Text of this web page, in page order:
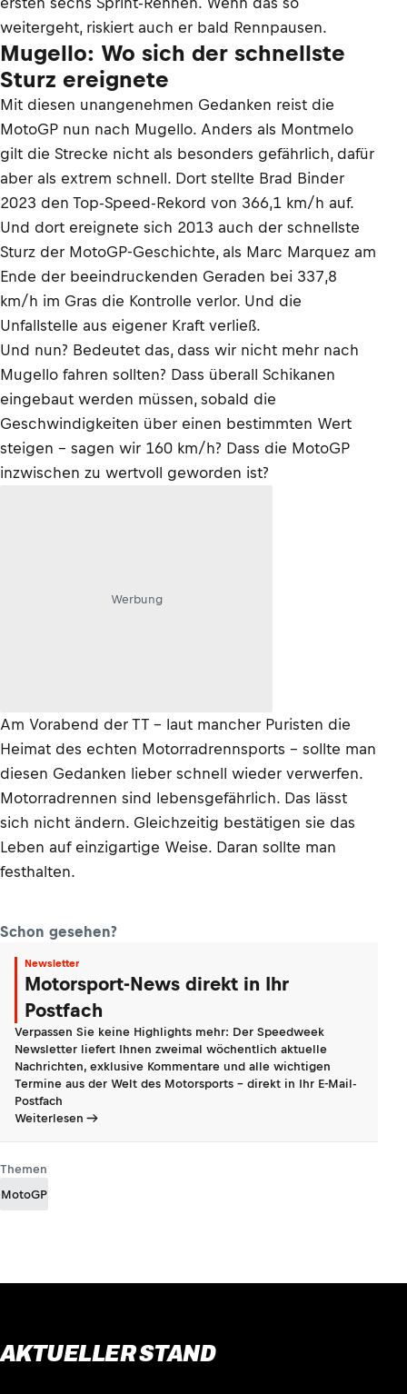
weitergeht, riskiert auch er bald Rennpausen.
Mugello: Wo sich der schnellste
Sturz ereignete
Mit diesen unangenehmen Gedanken reist die
MotoGP nun nach Mugello. Anders als Montmelo
gilt die Strecke nicht als besonders gefährlich, dafür
aber als extrem schnell. Dort stellte Brad Binder
2023 den Top-Speed-Rekord von 366,1 km/h auf.
Und dort ereignete sich 2013 auch der schnellste
Sturz der MotoGP-Geschichte, als Marc Marquez am
Ende der beeindruckenden Geraden bei 337,8
km/h im Gras die Kontrolle verlor. Und die
Unfallstelle aus eigener Kraft verließ.
Und nun? Bedeutet das, dass wir nicht mehr nach
Mugello fahren sollten? Dass überall Schikanen
eingebaut werden müssen, sobald die
Geschwindigkeiten über einen bestimmten Wert
steigen – sagen wir 160 km/h? Dass die MotoGP
inzwischen zu wertvoll geworden ist?
Werbung
Am Vorabend der TT – laut mancher Puristen die
Heimat des echten Motorradrennsports – sollte man
diesen Gedanken lieber schnell wieder verwerfen.
Motorradrennen sind lebensgefährlich. Das lässt
sich nicht ändern. Gleichzeitig bestätigen sie das
Leben auf einzigartige Weise. Daran sollte man
festhalten.
Schon gesehen?
Newsletter
Motorsport-News direkt in Ihr
Postfach
Verpassen Sie keine Highlights mehr: Der Speedweek
Newsletter liefert Ihnen zweimal wöchentlich aktuelle
Nachrichten, exklusive Kommentare und alle wichtigen
Termine aus der Welt des Motorsports - direkt in Ihr E-Mail-
Postfach
Weiterlesen
Themen
MotoGP
AKTUELLER STAND